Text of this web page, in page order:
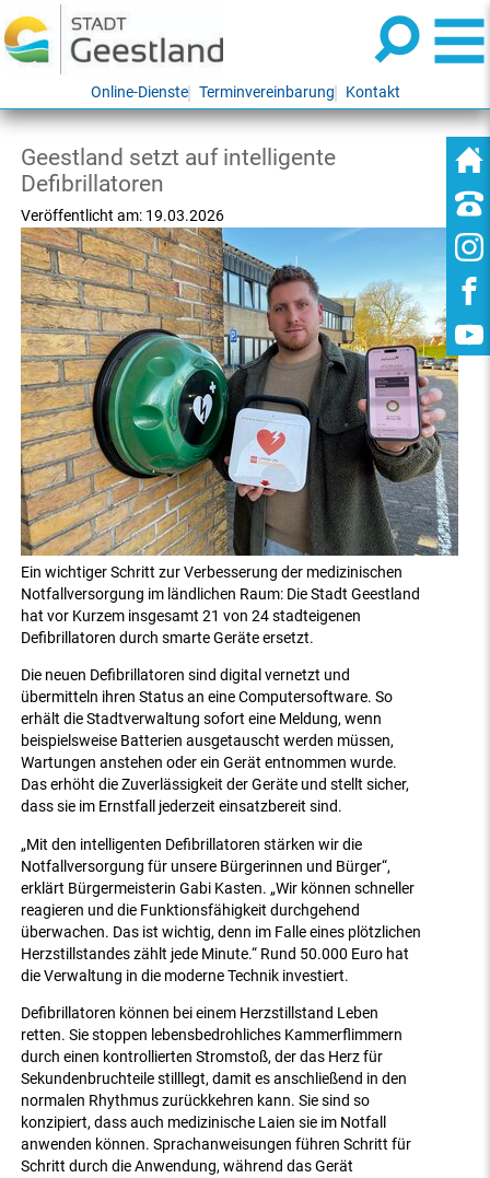
Online-Dienste Terminvereinbarung Kontakt
Geestland setzt auf intelligente
Defibrillatoren
Veröffentlicht am: 19.03.2026
Ein wichtiger Schritt zur Verbesserung der medizinischen
Notfallversorgung im ländlichen Raum: Die Stadt Geestland
hat vor Kurzem insgesamt 21 von 24 stadteigenen
Defibrillatoren durch smarte Geräte ersetzt.
Die neuen Defibrillatoren sind digital vernetzt und
übermitteln ihren Status an eine Computersoftware. So
erhält die Stadtverwaltung sofort eine Meldung, wenn
beispielsweise Batterien ausgetauscht werden müssen,
Wartungen anstehen oder ein Gerät entnommen wurde.
Das erhöht die Zuverlässigkeit der Geräte und stellt sicher,
dass sie im Ernstfall jederzeit einsatzbereit sind.
„Mit den intelligenten Defibrillatoren stärken wir die
Notfallversorgung für unsere Bürgerinnen und Bürger“,
erklärt Bürgermeisterin Gabi Kasten. „Wir können schneller
reagieren und die Funktionsfähigkeit durchgehend
überwachen. Das ist wichtig, denn im Falle eines plötzlichen
Herzstillstandes zählt jede Minute.“ Rund 50.000 Euro hat
die Verwaltung in die moderne Technik investiert.
Defibrillatoren können bei einem Herzstillstand Leben
retten. Sie stoppen lebensbedrohliches Kammerflimmern
durch einen kontrollierten Stromstoß, der das Herz für
Sekundenbruchteile stilllegt, damit es anschließend in den
normalen Rhythmus zurückkehren kann. Sie sind so
konzipiert, dass auch medizinische Laien sie im Notfall
anwenden können. Sprachanweisungen führen Schritt für
Schritt durch die Anwendung, während das Gerät